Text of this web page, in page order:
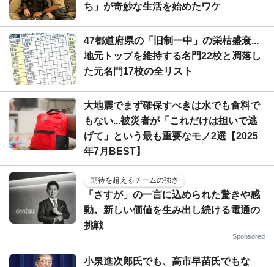
ち」が奇妙な生活を始めたワケ
47都道府県の「旧制一中」の栄枯盛衰...
地元トップを維持する名門22校と凋落し
た元名門17校の全リスト
大地震でまず確保すべきは水でも食料で
もない...被災者が「これだけは担いで逃
げて」という最も重要なモノ2選【2025
年7月BEST】
期待を超えるチームの強さ
「さすが」の一言に込められた驚きや感
動。新しい価値を生み出し続ける電通の
挑戦
Sponsored
小泉進次郎氏でも、高市早苗氏でもな